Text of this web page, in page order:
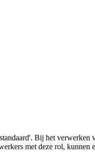
Bij het verwerken
met deze rol, kunnen